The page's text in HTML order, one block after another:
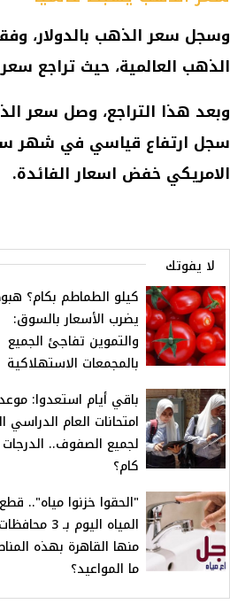
الذهب العالمية، حيث تراجع سعر
سجل ارتفاع قياسي في شهر
الامريكي خفض اسعار الفائدة.
لا يفوتك
كيلو الطماطم بكام؟
يضرب الأسعار بالسوق:
والتموين تفاجئ الجميع
بالمجمعات الاستهلاكية
باقي أيام استعدوا:
امتحانات العام الدراسي
لجميع الصفوف..
كام؟
"الحقوا خزنوا مياه".. قطع
المياه اليوم بـ 3
منها القاهرة بهذه
ما المواعيد؟